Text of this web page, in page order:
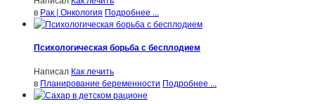
в Рак | Онкология Подробнее ...
Психологическая борьба с бесплодием
Написал Как лечить
в Планирование беременности Подробнее ...